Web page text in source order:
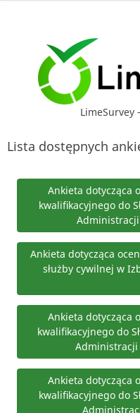
LimeSurvey
Lista dostępnych
Ankieta dotycząca
kwalifikacyjnego do
Ankieta dotycząca
służby cywilnej w
Ankieta dotycząca
kwalifikacyjnego do
Administracji
Ankieta dotycząca
kwalifikacyjnego do